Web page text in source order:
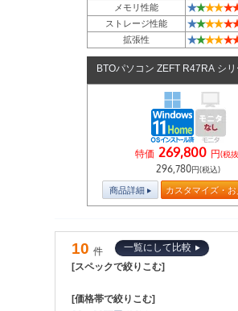
メモリ性能 ★★★★★
ストレージ性能 ★★★★★
拡張性 ★★★★★
BTOパソコン ZEFT R47RA シ
特価 269,800 円(税
296,780円(税込)
商品詳細 カスタマイズ・
10 件
一覧にして比較
[スペックで絞りこむ]
[価格帯で絞りこむ]